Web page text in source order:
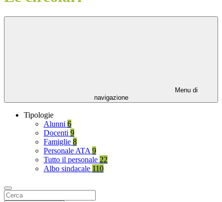
Menu di
navigazione
Tipologie
Alunni 6
Docenti 9
Famiglie 8
Personale ATA 9
Tutto il personale 22
Albo sindacale 110